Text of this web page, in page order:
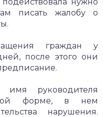
писать жалобу о
граждан у
после этого они
руководителя
форме, в нем
нарушения.